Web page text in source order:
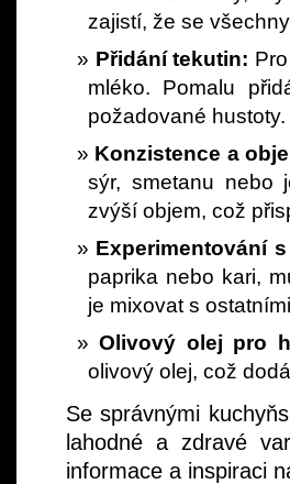
zajistí, že se
Přidání tekutin:
mléko. Pomalu
požadované hustoty.
Konzistence a
sýr, smetanu nebo
zvýší objem, což
Experimentování
paprika nebo kari,
je mixovat s
Olivový olej pro
olivový olej, což
Se správnými
lahodné a zdravé
informace a inspiraci